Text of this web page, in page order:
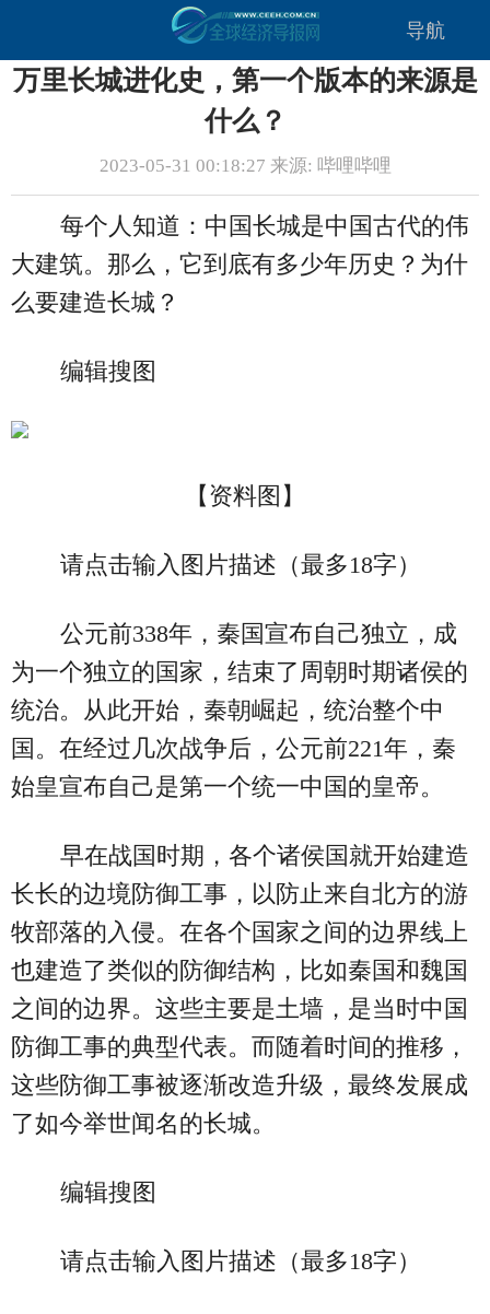
导航
万里长城进化史，第一个版本的来源是
什么？
2023-05-31 00:18:27 来源: 哔哩哔哩
每个人知道：中国长城是中国古代的伟
大建筑。那么，它到底有多少年历史？为什
么要建造长城？
编辑搜图
【资料图】
请点击输入图片描述（最多18字）
公元前338年，秦国宣布自己独立，成
为一个独立的国家，结束了周朝时期诸侯的
统治。从此开始，秦朝崛起，统治整个中
国。在经过几次战争后，公元前221年，秦
始皇宣布自己是第一个统一中国的皇帝。
早在战国时期，各个诸侯国就开始建造
长长的边境防御工事，以防止来自北方的游
牧部落的入侵。在各个国家之间的边界线上
也建造了类似的防御结构，比如秦国和魏国
之间的边界。这些主要是土墙，是当时中国
防御工事的典型代表。而随着时间的推移，
这些防御工事被逐渐改造升级，最终发展成
了如今举世闻名的长城。
编辑搜图
请点击输入图片描述（最多18字）